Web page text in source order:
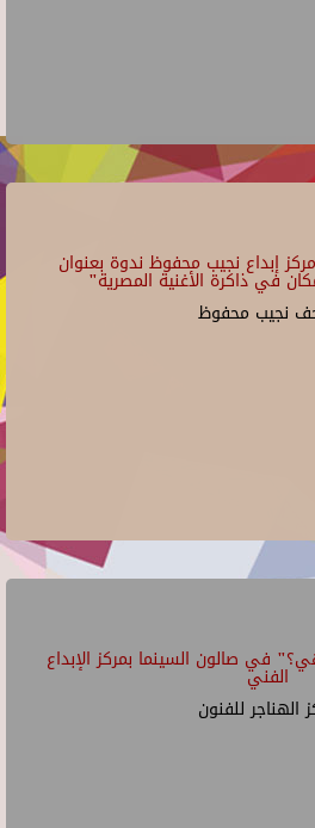
إبداع نجيب محفوظ ندوة بعنوان
في ذاكرة الأغنية المصرية"
نجيب محفوظ
في صالون السينما بمركز الإبداع
الفني
الهناجر للفنون